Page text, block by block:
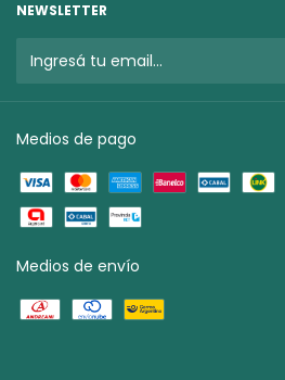
NEWSLETTER
Medios de pago
Medios de envío